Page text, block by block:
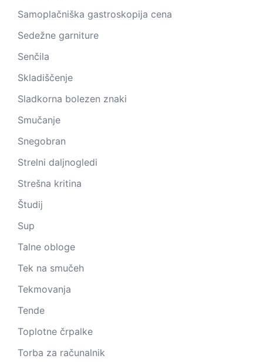
Samoplačniška gastroskopija cena
Sedežne garniture
Senčila
Skladiščenje
Sladkorna bolezen znaki
Smučanje
Snegobran
Strelni daljnogledi
Strešna kritina
Študij
Sup
Talne obloge
Tek na smučeh
Tekmovanja
Tende
Toplotne črpalke
Torba za računalnik